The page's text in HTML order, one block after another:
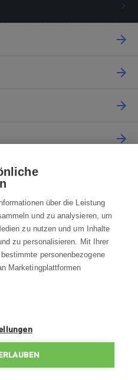
Mo-Fr 8:00—16:00 Uhr
über die Leistung
und zu analysieren, um
zu nutzen und um Inhalte
zu personalisieren. Mit Ihrer
personenbezogene
Marketingplattformen